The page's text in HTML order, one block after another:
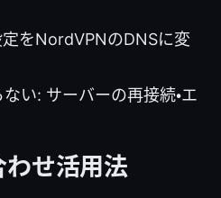
をNordVPNのDNSに変
い: サーバーの再接続・エ
せ活用法